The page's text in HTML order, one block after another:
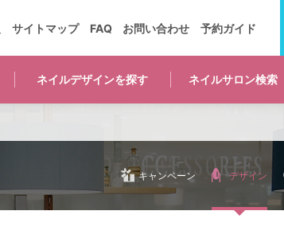
ネイルデザインを探す ネイルサロン検索
サイトマップ FAQ お問い合わせ 予約ガイド
キャンペーン デザイン